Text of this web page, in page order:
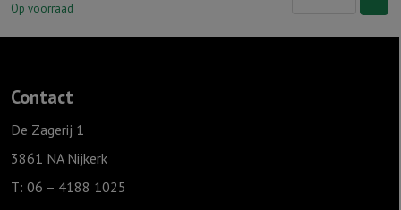
Op voorraad
-
Contact
De Zagerij 1
3861 NA Nijkerk
T: 06 – 4188 1025